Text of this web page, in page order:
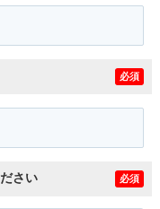
必須
さい 必須